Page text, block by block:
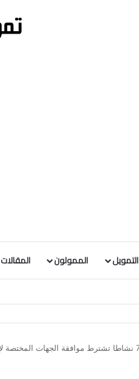
الممولون المقالات
مرنة تلبي احتياجاتك بأسلوب عصري وآمن